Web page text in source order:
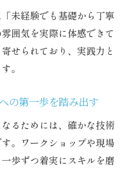
未経験でも基礎から丁寧
囲気を実際に体感できて
せられており、実践力と
。
の第一歩を踏み出す
るためには、確かな技術
。ワークショップや現場
歩ずつ着実にスキルを磨